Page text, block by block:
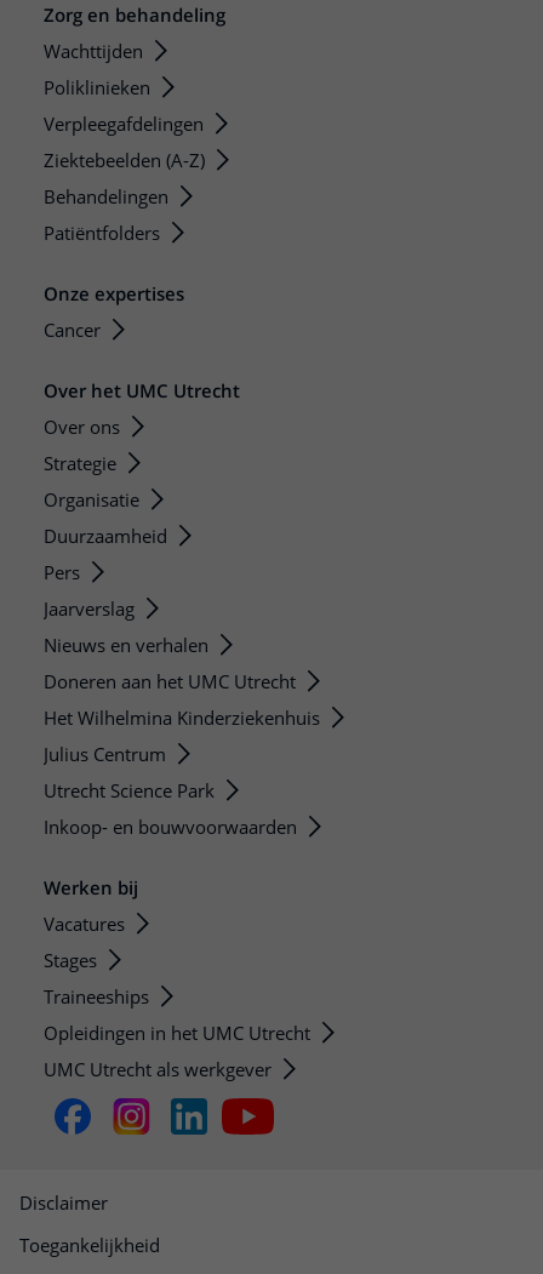
Zorg en behandeling
Wachttijden
Poliklinieken
Verpleegafdelingen
Ziektebeelden (A-Z)
Behandelingen
Patiëntfolders
Onze expertises
Cancer
Over het UMC Utrecht
Over ons
Strategie
Organisatie
Duurzaamheid
Pers
Jaarverslag
Nieuws en verhalen
Doneren aan het UMC Utrecht
Het Wilhelmina Kinderziekenhuis
Julius Centrum
Utrecht Science Park
Inkoop- en bouwvoorwaarden
Werken bij
Vacatures
Stages
Traineeships
Opleidingen in het UMC Utrecht
UMC Utrecht als werkgever
Disclaimer
Toegankelijkheid